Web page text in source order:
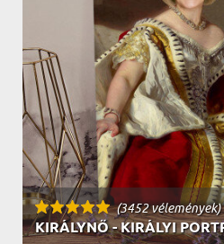
(3452 vélemények)
KIRÁLYNŐ - KIRÁLYI